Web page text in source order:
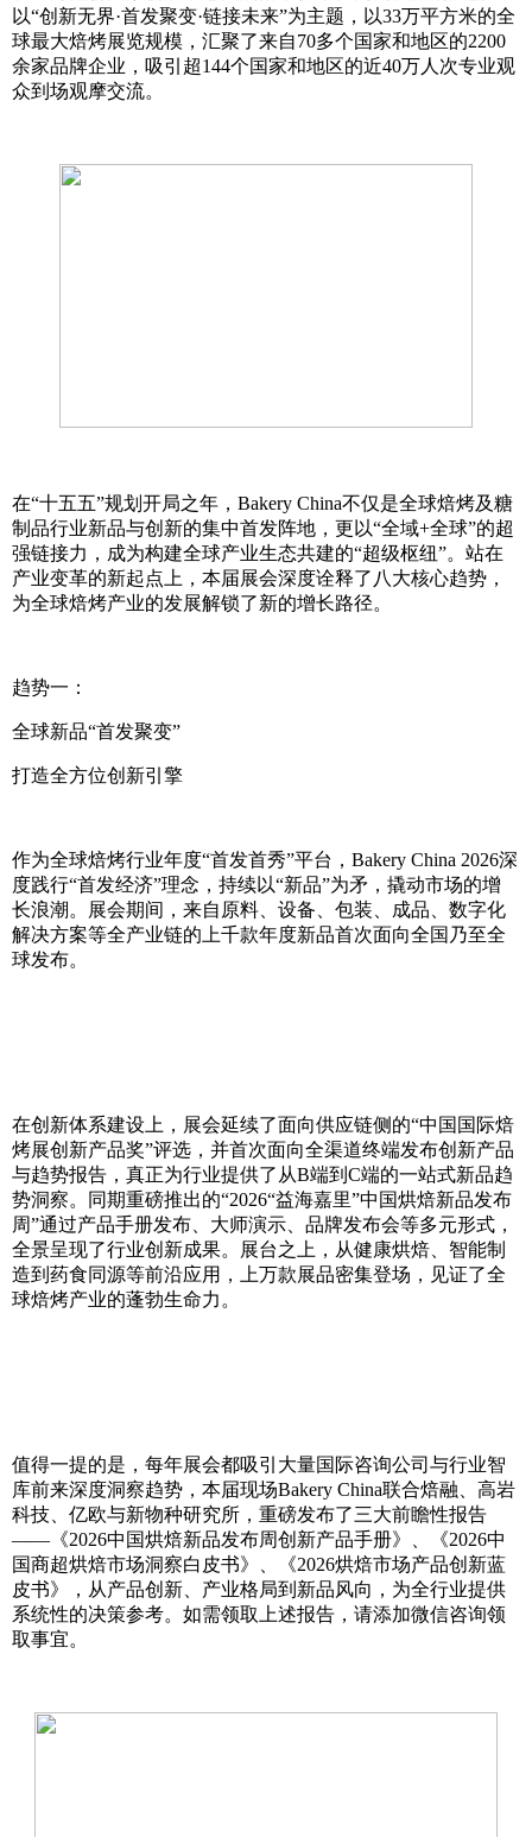
以“创新无界·首发聚变·链接未来”为主题，以33万平方米的全
球最大焙烤展览规模，汇聚了来自70多个国家和地区的2200
余家品牌企业，吸引超144个国家和地区的近40万人次专业观
众到场观摩交流。
在“十五五”规划开局之年，Bakery China不仅是全球焙烤及糖
制品行业新品与创新的集中首发阵地，更以“全域+全球”的超
强链接力，成为构建全球产业生态共建的“超级枢纽”。站在
产业变革的新起点上，本届展会深度诠释了八大核心趋势，
为全球焙烤产业的发展解锁了新的增长路径。
趋势一：
全球新品“首发聚变”
打造全方位创新引擎
作为全球焙烤行业年度“首发首秀”平台，Bakery China 2026深
度践行“首发经济”理念，持续以“新品”为矛，撬动市场的增
长浪潮。展会期间，来自原料、设备、包装、成品、数字化
解决方案等全产业链的上千款年度新品首次面向全国乃至全
球发布。
在创新体系建设上，展会延续了面向供应链侧的“中国国际焙
烤展创新产品奖”评选，并首次面向全渠道终端发布创新产品
与趋势报告，真正为行业提供了从B端到C端的一站式新品趋
势洞察。同期重磅推出的“2026“益海嘉里”中国烘焙新品发布
周”通过产品手册发布、大师演示、品牌发布会等多元形式，
全景呈现了行业创新成果。展台之上，从健康烘焙、智能制
造到药食同源等前沿应用，上万款展品密集登场，见证了全
球焙烤产业的蓬勃生命力。
值得一提的是，每年展会都吸引大量国际咨询公司与行业智
库前来深度洞察趋势，本届现场Bakery China联合焙融、高岩
科技、亿欧与新物种研究所，重磅发布了三大前瞻性报告
——《2026中国烘焙新品发布周创新产品手册》、《2026中
国商超烘焙市场洞察白皮书》、《2026烘焙市场产品创新蓝
皮书》，从产品创新、产业格局到新品风向，为全行业提供
系统性的决策参考。如需领取上述报告，请添加微信咨询领
取事宜。